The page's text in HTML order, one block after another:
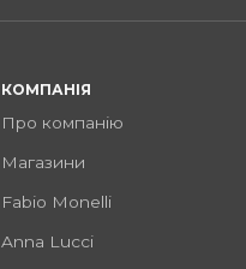
КОМПАНІЯ
Про компанію
Магазини
Fabio Monelli
Anna Lucci